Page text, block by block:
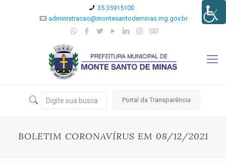
35 35915100
administracao@montesantodeminas.mg.gov.br
Portal da Transparência
BOLETIM CORONAVÍRUS EM 08/12/2021